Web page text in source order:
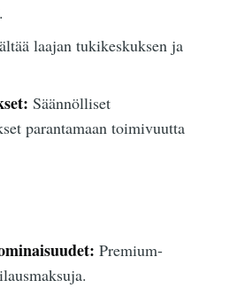
laajan tukikeskuksen ja
Säännölliset
parantamaan toimivuutta
Premium-